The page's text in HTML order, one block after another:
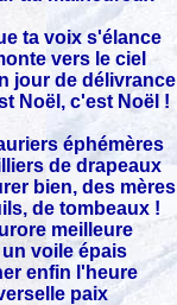
ta voix s'élance
vers le ciel
jour de délivrance
Noël, c'est Noël !
éphémères
de drapeaux
bien, des mères
de tombeaux !
meilleure
voile épais
enfin l'heure
paix